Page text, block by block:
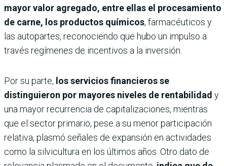
mayor valor agregado, entre ellas el procesamiento
de carne, los productos químicos, farmacéuticos y
las autopartes, reconociendo que hubo un impulso a
través regímenes de incentivos a la inversión.
Por su parte, los servicios financieros se
distinguieron por mayores niveles de rentabilidad y
una mayor recurrencia de capitalizaciones, mientras
que el sector primario, pese a su menor participación
relativa, plasmó señales de expansión en actividades
como la silvicultura en los últimos años. Otro dato de